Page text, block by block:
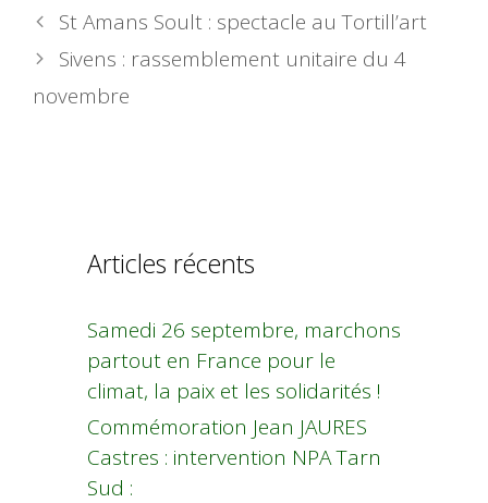
St Amans Soult : spectacle au Tortill’art
Sivens : rassemblement unitaire du 4
novembre
Articles récents
Samedi 26 septembre, marchons
partout en France pour le
climat, la paix et les solidarités !
Commémoration Jean JAURES
Castres : intervention NPA Tarn
Sud :